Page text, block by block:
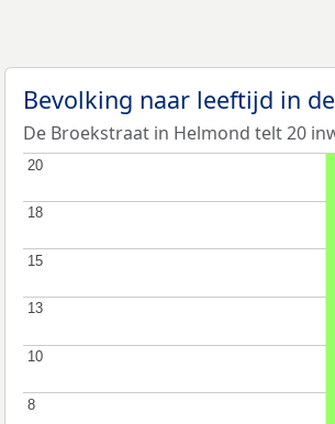
Bevolking naar leeftijd in
De Broekstraat in Helmond telt 20
8
8
10
10
13
13
15
15
18
18
20
20